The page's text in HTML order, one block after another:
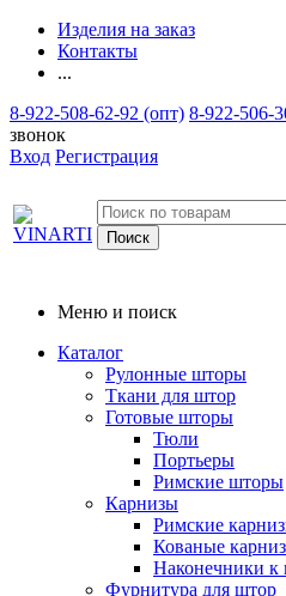
Изделия на заказ
Контакты
...
8-922-508-62-92 (опт) 8-922-506-
звонок
Вход Регистрация
Меню и поиск
Каталог
Рулонные шторы
Ткани для штор
Готовые шторы
Тюли
Портьеры
Римские шторы
Карнизы
Римские
Кованые
Наконечники к
Фурнитура для штор